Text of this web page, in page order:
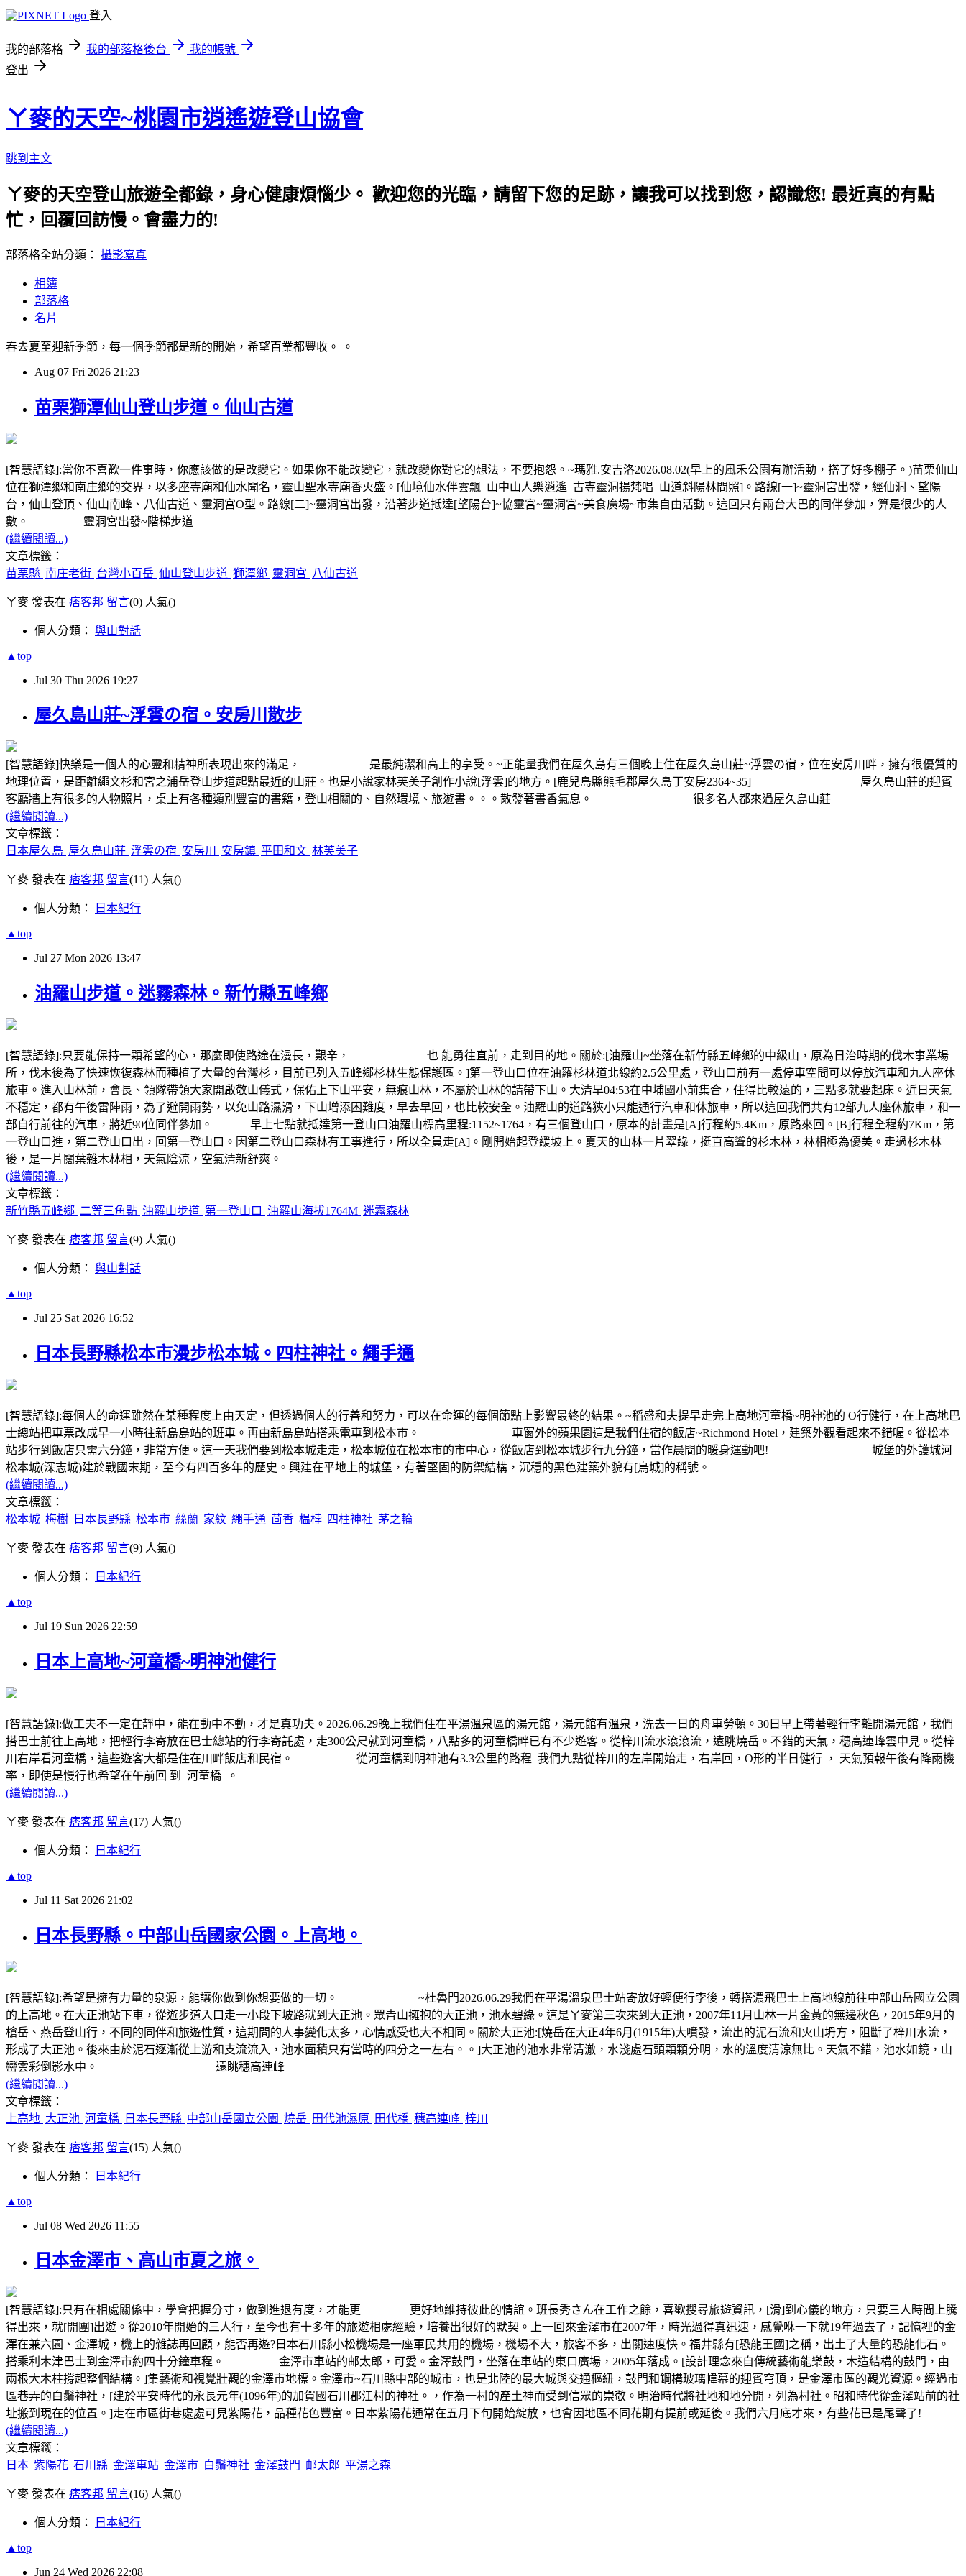
登入
我的部落格 我的部落格後台
我的帳號
登出
ㄚ麥的天空~桃園市逍遙遊登山協會
跳到主文
ㄚ麥的天空登山旅遊全都錄，身心健康煩惱少。 歡迎您的光臨，請留下您的足跡，讓我可以找到您，認識您! 最近真的有點
忙，回覆回訪慢。會盡力的!
部落格全站分類： 攝影寫真
相簿
部落格
名片
春去夏至迎新季節，每一個季節都是新的開始，希望百業都豐收。 。
Aug 07 Fri 2026 21:23
苗栗獅潭仙山登山步道。仙山古道
[智慧語錄]:當你不喜歡一件事時，你應該做的是改變它。如果你不能改變它，就改變你對它的想法，不要抱怨。~瑪雅.安吉洛2026.08.02(早上的風禾公園有辦活動，搭了好多棚子。)苗栗仙山
位在獅潭鄉和南庄鄉的交界，以多座寺廟和仙水聞名，靈山聖水寺廟香火盛。[仙境仙水伴雲飄 山中山人樂逍遙 古寺靈洞揚梵唱 山道斜陽林間照]。路線[一]~靈洞宮出發，經仙洞、望陽
台，仙山登頂、仙山南峰、八仙古道、靈洞宮O型。路線[二]~靈洞宮出發，沿著步道抵達[望陽台]~協靈宮~靈洞宮~美食廣場~市集自由活動。這回只有兩台大巴的同伴參加，算是很少的人
數。 靈洞宮出發~階梯步道
(繼續閱讀...)
文章標籤：
苗栗縣 南庄老街 台灣小百岳 仙山登山步道 獅潭鄉 靈洞宮 八仙古道
ㄚ麥 發表在 痞客邦 留言(0) 人氣()
個人分類： 與山對話
▲top
Jul 30 Thu 2026 19:27
屋久島山莊~浮雲の宿。安房川散步
[智慧語錄]快樂是一個人的心靈和精神所表現出來的滿足， 是最純潔和高上的享受。~正能量我們在屋久島有三個晚上住在屋久島山莊~浮雲の宿，位在安房川畔，擁有很優質的
地理位置，是距離繩文杉和宮之浦岳登山步道起點最近的山莊。也是小說家林芙美子創作小說[浮雲]的地方。[鹿兒島縣熊毛郡屋久島丁安房2364~35] 屋久島山莊的迎賓
客廳牆上有很多的人物照片，桌上有各種類別豐富的書籍，登山相關的、自然環境、旅遊書。。。散發著書香氣息。 很多名人都來過屋久島山莊
(繼續閱讀...)
文章標籤：
日本屋久島 屋久島山莊 浮雲の宿 安房川 安房鎮 平田和文 林芙美子
ㄚ麥 發表在 痞客邦 留言(11) 人氣()
個人分類： 日本紀行
▲top
Jul 27 Mon 2026 13:47
油羅山步道。迷霧森林。新竹縣五峰鄉
[智慧語錄]:只要能保持一顆希望的心，那麼即使路途在漫長，艱辛， 也 能勇往直前，走到目的地。關於:[油羅山~坐落在新竹縣五峰鄉的中級山，原為日治時期的伐木事業場
所，伐木後為了快速恢復森林而種植了大量的台灣杉，目前已列入五峰鄉杉林生態保護區。]第一登山口位在油羅杉林道北線約2.5公里處，登山口前有一處停車空間可以停放汽車和九人座休
旅車。進入山林前，會長、領隊帶領大家開啟敬山儀式，保佑上下山平安，無痕山林，不屬於山林的請帶下山。大清早04:53在中埔國小前集合，住得比較遠的，三點多就要起床。近日天氣
不穩定，都有午後雷陣雨，為了避開雨勢，以免山路濕滑，下山增添困難度，早去早回，也比較安全。油羅山的道路狹小只能通行汽車和休旅車，所以這回我們共有12部九人座休旅車，和一
部自行前往的汽車，將近90位同伴參加。 早上七點就抵達第一登山口油羅山標高里程:1152~1764，有三個登山口，原本的計畫是[A]行程約5.4Km，原路來回。[B]行程全程約7Km，第
一登山口進，第二登山口出，回第一登山口。因第二登山口森林有工事進行，所以全員走[A]。剛開始起登緩坡上。夏天的山林一片翠綠，挺直高聳的杉木林，林相極為優美。走過杉木林
後，是一片闊葉雜木林相，天氣陰涼，空氣清新舒爽。
(繼續閱讀...)
文章標籤：
新竹縣五峰鄉 二等三角點 油羅山步道 第一登山口 油羅山海拔1764M 迷霧森林
ㄚ麥 發表在 痞客邦 留言(9) 人氣()
個人分類： 與山對話
▲top
Jul 25 Sat 2026 16:52
日本長野縣松本市漫步松本城。四柱神社。繩手通
[智慧語錄]:每個人的命運雖然在某種程度上由天定，但透過個人的行善和努力，可以在命運的每個節點上影響最終的結果。~稻盛和夫提早走完上高地河童橋~明神池的 O行健行，在上高地巴
士總站把車票改成早一小時往新島島站的班車。再由新島島站搭乘電車到松本市。 車窗外的蘋果園這是我們住宿的飯店~Richmond Hotel，建築外觀看起來不錯喔。從松本
站步行到飯店只需六分鐘，非常方便。這一天我們要到松本城走走，松本城位在松本市的市中心，從飯店到松本城步行九分鐘，當作晨間的暖身運動吧! 城堡的外護城河
松本城(深志城)建於戰國末期，至今有四百多年的歷史。興建在平地上的城堡，有著堅固的防禦結構，沉穩的黑色建築外貌有[烏城]的稱號。
(繼續閱讀...)
文章標籤：
松本城 梅樹 日本長野縣 松本市 絲蘭 家紋 繩手通 茴香 榅桲 四柱神社 茅之輪
ㄚ麥 發表在 痞客邦 留言(9) 人氣()
個人分類： 日本紀行
▲top
Jul 19 Sun 2026 22:59
日本上高地~河童橋~明神池健行
[智慧語錄]:做工夫不一定在靜中，能在動中不動，才是真功夫。2026.06.29晚上我們住在平湯溫泉區的湯元館，湯元館有溫泉，洗去一日的舟車勞頓。30日早上帶著輕行李離開湯元館，我們
搭巴士前往上高地，把輕行李寄放在巴士總站的行李寄託處，走300公尺就到河童橋，八點多的河童橋畔已有不少遊客。從梓川流水滾滾流，遠眺燒岳。不錯的天氣，穗高連峰雲中見。從梓
川右岸看河童橋，這些遊客大都是住在川畔飯店和民宿。 從河童橋到明神池有3.3公里的路程 我們九點從梓川的左岸開始走，右岸回，O形的半日健行 ， 天氣預報午後有降雨機
率，即使是慢行也希望在午前回 到 河童橋 。
(繼續閱讀...)
ㄚ麥 發表在 痞客邦 留言(17) 人氣()
個人分類： 日本紀行
▲top
Jul 11 Sat 2026 21:02
日本長野縣。中部山岳國家公園。上高地。
[智慧語錄]:希望是擁有力量的泉源，能讓你做到你想要做的一切。 ~杜魯門2026.06.29我們在平湯溫泉巴士站寄放好輕便行李後，轉搭濃飛巴士上高地線前往中部山岳國立公園
的上高地。在大正池站下車，從遊步道入口走一小段下坡路就到大正池。眾青山擁抱的大正池，池水碧綠。這是ㄚ麥第三次來到大正池，2007年11月山林一片金黃的無邊秋色，2015年9月的
槍岳、燕岳登山行，不同的同伴和旅遊性質，這期間的人事變化太多，心情感受也大不相同。關於大正池:[燒岳在大正4年6月(1915年)大噴發，流出的泥石流和火山坍方，阻斷了梓川水流，
形成了大正池。後來由於泥石逐漸從上游和支流流入，池水面積只有當時的四分之一左右。。]大正池的池水非常清澈，水淺處石頭顆顆分明，水的溫度清涼無比。天氣不錯，池水如鏡，山
巒雲彩倒影水中。 遠眺穗高連峰
(繼續閱讀...)
文章標籤：
上高地 大正池 河童橋 日本長野縣 中部山岳國立公園 燒岳 田代池濕原 田代橋 穗高連峰 梓川
ㄚ麥 發表在 痞客邦 留言(15) 人氣()
個人分類： 日本紀行
▲top
Jul 08 Wed 2026 11:55
日本金澤市、高山市夏之旅。
[智慧語錄]:只有在相處關係中，學會把握分寸，做到進退有度，才能更 更好地維持彼此的情誼。班長秀さん在工作之餘，喜歡搜尋旅遊資訊，[滑]到心儀的地方，只要三人時間上騰
得出來，就[開團]出遊。從2010年開始的三人行，至今也有十多年的旅遊相處經驗，培養出很好的默契。上一回來金澤市在2007年，時光過得真迅速，感覺咻一下就19年過去了，記憶裡的金
澤在兼六園、金澤城，機上的雜誌再回顧，能否再遊?日本石川縣小松機場是一座軍民共用的機場，機場不大，旅客不多，出關速度快。福井縣有[恐龍王國]之稱，出土了大量的恐龍化石。
搭乘利木津巴士到金澤市約四十分鐘車程。 金澤市車站的邮太郎，可愛。金澤鼓門，坐落在車站的東口廣場，2005年落成。[設計理念來自傳統藝術能樂鼓，木造結構的鼓門，由
兩根大木柱撐起整個結構。]集藝術和視覺壯觀的金澤市地標。金澤市~石川縣中部的城市，也是北陸的最大城與交通樞紐，鼓門和鋼構玻璃幃幕的迎賓穹頂，是金澤市區的觀光資源。經過市
區巷弄的白鬚神社，[建於平安時代的永長元年(1096年)的加賀國石川郡江村的神社。，作為一村的產土神而受到信眾的崇敬。明治時代將社地和地分開，列為村社。昭和時代從金澤站前的社
址搬到現在的位置。]走在市區街巷處處可見紫陽花，品種花色豐富。日本紫陽花通常在五月下旬開始綻放，也會因地區不同花期有提前或延後。我們六月底才來，有些花已是尾聲了!
(繼續閱讀...)
文章標籤：
日本 紫陽花 石川縣 金澤車站 金澤市 白鬚神社 金澤鼓門 邮太郎 平湯之森
ㄚ麥 發表在 痞客邦 留言(16) 人氣()
個人分類： 日本紀行
▲top
Jun 24 Wed 2026 22:08